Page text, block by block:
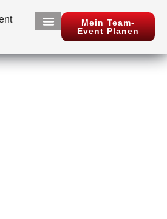
Mein Team-
Event Planen